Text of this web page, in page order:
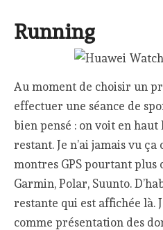
Running
Au moment de choisir un
effectuer une séance de
bien pensé : on voit en
restant. Je n’ai jamais vu ça
montres GPS pourtant plus
Garmin, Polar, Suunto.
restante qui est affichée là.
comme présentation des